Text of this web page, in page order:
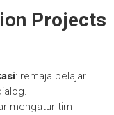
Projects
: remaja belajar
mengatur tim